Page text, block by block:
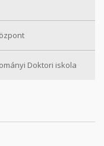
Doktori iskola